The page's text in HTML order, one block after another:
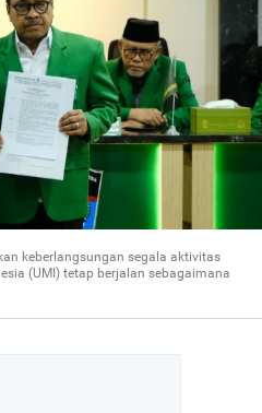
keberlangsungan segala aktivitas
(UMI) tetap berjalan sebagaimana